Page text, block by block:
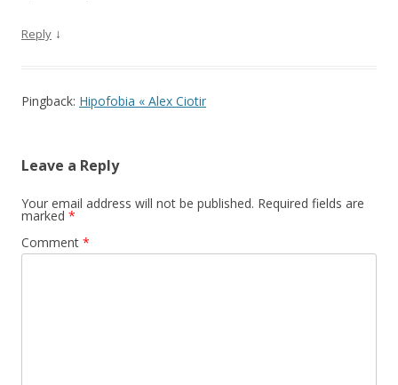
Reply ↓
Pingback: Hipofobia « Alex Ciotir
Leave a Reply
Your email address will not be published. Required fields are
marked *
Comment *